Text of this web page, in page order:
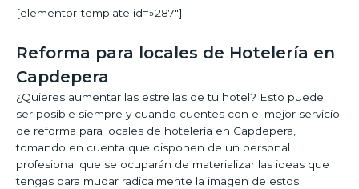
[elementor-template id=»287″]
Reforma para locales de Hotelería en
Capdepera
¿Quieres aumentar las estrellas de tu hotel? Esto puede
ser posible siempre y cuando cuentes con el mejor servicio
de reforma para locales de hotelería en Capdepera,
tomando en cuenta que disponen de un personal
profesional que se ocuparán de materializar las ideas que
tengas para mudar radicalmente la imagen de estos